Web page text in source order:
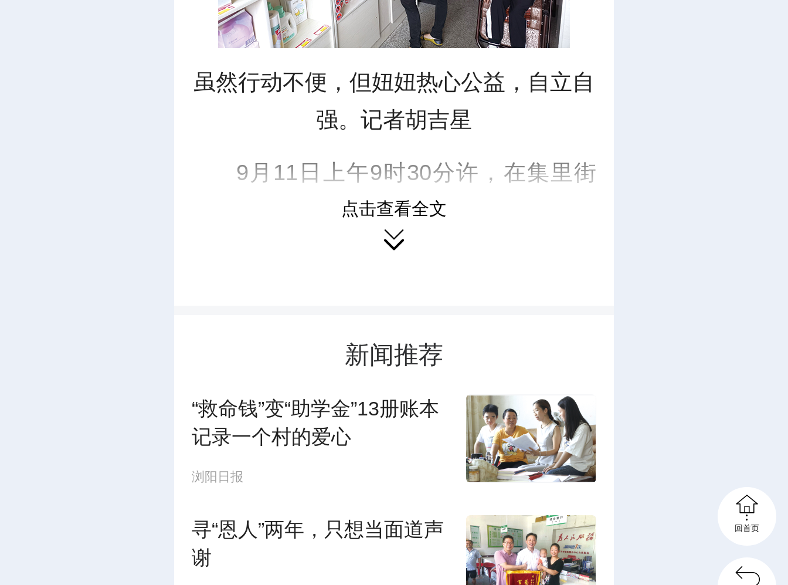
虽然行动不便，但妞妞热心公益，自立自
强。记者胡吉星
9月11日上午9时30分许，在集里街
道北城社区“党建+微网格”之“金秋助学·点
燃学子梦想”活动现场，当今年考取南华
（化名）时，她脸上露出了惊讶的表情，
没想到眼前的这个人曾是自己同一届的校
友。
今年19岁的妞妞患有先天性腓骨肌萎
缩症，因身体原因读完初中后无法继续学
业。2018年4月，在家人的支持下，妞妞
点击查看全文

新闻推荐
“救命钱”变“助学金”13册账本
记录一个村的爱心
浏阳日报
寻“恩人”两年，只想当面道声
谢

回首页
